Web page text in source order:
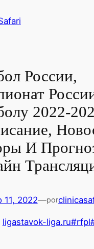
России,
2022-
И
11, 2022—por
ligastavok-